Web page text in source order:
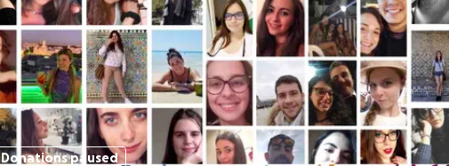
Donations paused